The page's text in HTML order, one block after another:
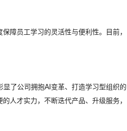
障员工学习的灵活性与便利性。
目前，
显了公司拥抱AI变革、 打造学习型组织 的
人才实力，不断迭代产品、升级服务，